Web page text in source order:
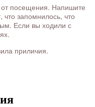
посещения. Напишите
что запомнилось, что
Если вы ходили с
приличия.